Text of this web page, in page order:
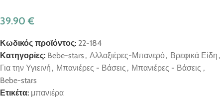
39.90€
Κωδικός προϊόντος: 22-184
Κατηγορίες: Bebe-stars , Αλλαξιέρες-Μπανερό, Βρεφικά Είδη ,
Για την Υγιεινή , Μπανιέρες - Βάσεις , Μπανιέρες - Βάσεις ,
Bebe-stars
Ετικέτα: μπανιέρα